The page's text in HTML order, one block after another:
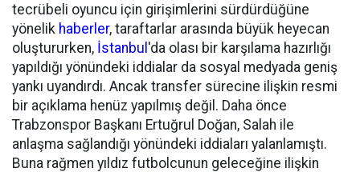
tecrübeli oyuncu için girişimlerini sürdürdüğüne
yönelik haberler, taraftarlar arasında büyük heyecan
oluştururken, İstanbul 'da olası bir karşılama hazırlığı
yapıldığı yönündeki iddialar da sosyal medyada geniş
yankı uyandırdı. Ancak transfer sürecine ilişkin resmi
bir açıklama henüz yapılmış değil. Daha önce
Trabzonspor Başkanı Ertuğrul Doğan, Salah ile
anlaşma sağlandığı yönündeki iddiaları yalanlamıştı.
Buna rağmen yıldız futbolcunun geleceğine ilişkin